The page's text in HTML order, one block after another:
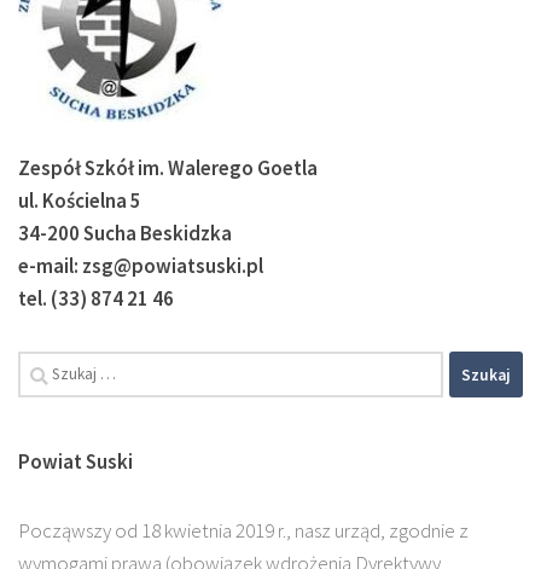
Zespół Szkół im. Walerego Goetla
ul. Kościelna 5
34-200 Sucha Beskidzka
e-mail: zsg@powiatsuski.pl
tel. (33) 874 21 46
Powiat Suski
Począwszy od 18 kwietnia 2019 r., nasz urząd, zgodnie z
wymogami prawa (obowiązek wdrożenia Dyrektywy